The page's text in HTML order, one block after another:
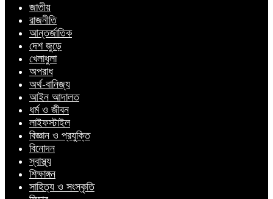
জাতীয়
রাজনীতি
আন্তর্জাতিক
দেশ জুড়ে
খেলাধুলা
অপরাধ
অর্থ-বানিজ্য
আইন আদালত
ধর্ম ও জীবন
লাইফস্টাইল
বিজ্ঞান ও প্রযুক্তি
বিনোদন
স্বাস্থ্য
শিক্ষাঙ্গন
সাহিত্য ও সংস্কৃতি